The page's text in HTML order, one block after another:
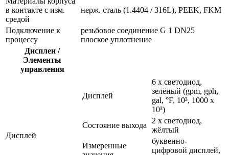
в контакте с изм.
средой
нерж. сталь (1.4404 / 316L), PEEK, FKM
Подключение к
процессу
резьбовое соединение G 1 DN25
плоское уплотнение
Дисплеи /
Элементы
управления
Дисплей
Дисплей
6 x светодиод,
зелёный (gpm, gph,
gal, °F, 10³, 1000 x
10³)
Состояние выхода
2 x светодиод,
жёлтый
Измеренные
буквенно-
цифровой дисплей,